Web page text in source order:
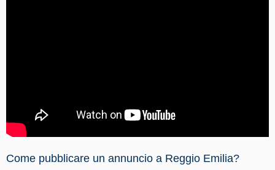
Come pubblicare un annuncio a Reggio Emilia?